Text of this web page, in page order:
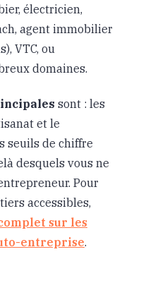
électricien,
agent immobilier
VTC, ou
domaines.
sont : les
et le
seuils de chiffre
desquels vous ne
Pour
accessibles,
sur les
entreprise.